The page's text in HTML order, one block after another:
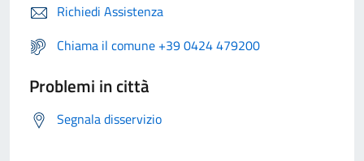
Richiedi Assistenza
Chiama il comune +39 0424 479200
Problemi in città
Segnala disservizio